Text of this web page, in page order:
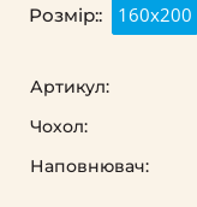
Розмір:: 160х200
Артикул:
Чохол:
Наповнювач: